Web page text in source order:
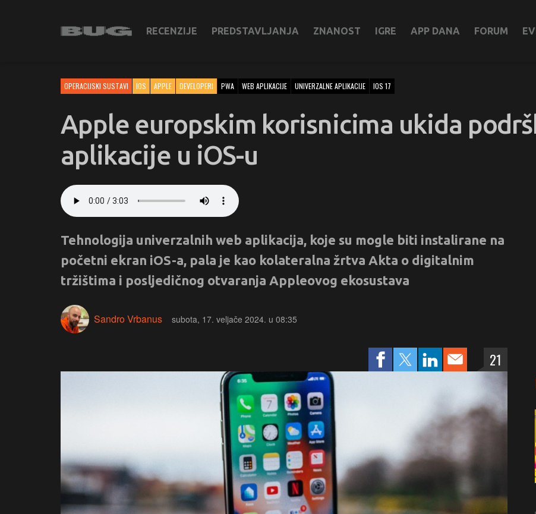
RECENZIJE PREDSTAVLJANJA ZNANOST IGRE APP DANA FORUM
OPERACIJSKI SUSTAVI IOS APPLE DEVELOPERI PWA WEB APLIKACIJE UNIVERZALNE APLIKACIJE IOS 17
Apple europskim korisnicima ukida
aplikacije u iOS-u
Tehnologija univerzalnih web aplikacija, koje su mogle biti instalirane na
početni ekran iOS-a, pala je kao kolateralna žrtva Akta o digitalnim
tržištima i posljedičnog otvaranja Appleovog ekosustava
Sandro Vrbanus subota, 17. veljače 2024. u 08:35
21